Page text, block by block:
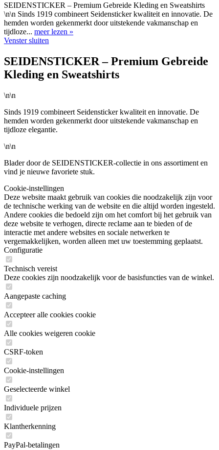
SEIDENSTICKER – Premium Gebreide Kleding en Sweatshirts
\n\n Sinds 1919 combineert Seidensticker kwaliteit en innovatie. De
hemden worden gekenmerkt door uitstekende vakmanschap en
tijdloze... meer lezen »
Venster sluiten
SEIDENSTICKER – Premium Gebreide
Kleding en Sweatshirts
\n\n
Sinds 1919 combineert Seidensticker kwaliteit en innovatie. De
hemden worden gekenmerkt door uitstekende vakmanschap en
tijdloze elegantie.
\n\n
Blader door de SEIDENSTICKER-collectie in ons assortiment en
vind je nieuwe favoriete stuk.
Cookie-instellingen
Deze website maakt gebruik van cookies die noodzakelijk zijn voor
de technische werking van de website en die altijd worden ingesteld.
Andere cookies die bedoeld zijn om het comfort bij het gebruik van
deze website te verhogen, directe reclame aan te bieden of de
interactie met andere websites en sociale netwerken te
vergemakkelijken, worden alleen met uw toestemming geplaatst.
Configuratie
Technisch vereist
Deze cookies zijn noodzakelijk voor de basisfuncties van de winkel.
Aangepaste caching
Accepteer alle cookies cookie
Alle cookies weigeren cookie
CSRF-token
Cookie-instellingen
Geselecteerde winkel
Individuele prijzen
Klantherkenning
PayPal-betalingen